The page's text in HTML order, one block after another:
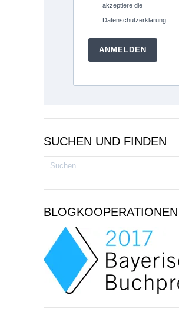
akzeptiere die
Datenschutzerklärung.
ANMELDEN
SUCHEN UND FINDEN
Suchen
nach:
BLOGKOOPERATIONEN